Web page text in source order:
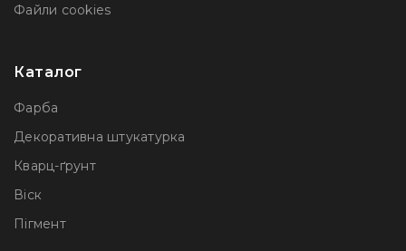
Файли сookies
Каталог
Фарба
Декоративна штукатурка
Кварц-ґрунт
Віск
Пігмент